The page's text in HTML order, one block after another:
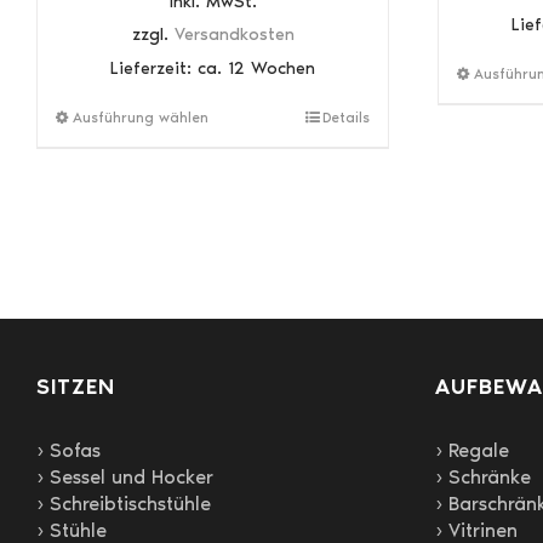
zzgl. Versandkosten
Lieferzeit: ca. 12 Wochen
Ausführung wählen
DiesesDetails
SITZEN
› Sofas
› Sessel und Hocker
› Schreibtischstühle
› Stühle
› Regale
› Schränke
›
› Vitrinen